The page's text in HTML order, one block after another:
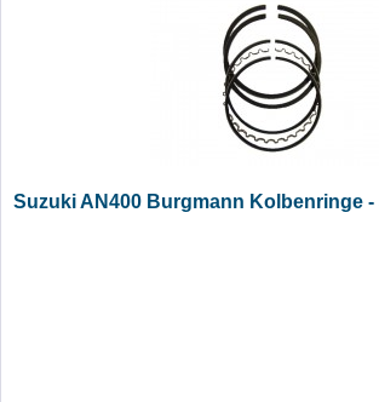
Suzuki AN400 Burgmann Kolbenringe